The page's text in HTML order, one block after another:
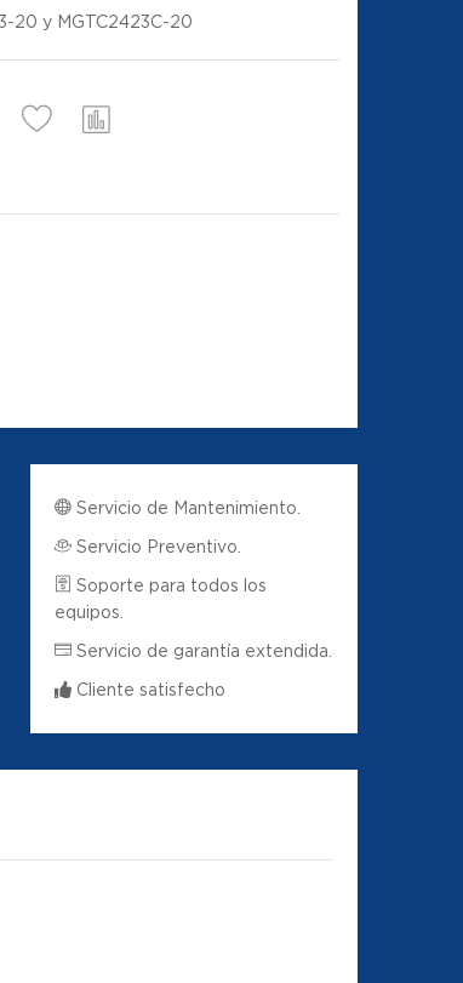
20 y MGTC2423C-20
Servicio de Mantenimiento.
Servicio Preventivo.
Soporte para todos los
equipos.
Servicio de garantía extendida.
Cliente satisfecho